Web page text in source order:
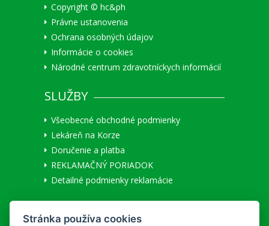
Copyright © hc&ph
Právne ustanovenia
Ochrana osobných údajov
Informácie o cookies
Národné centrum zdravotníckych informácií
SLUŽBY
Všeobecné obchodné podmienky
Lekáreň na Korze
Doručenie a platba
REKLAMAČNÝ PORIADOK
Detailné podmienky reklamácie
Stránka používa cookies